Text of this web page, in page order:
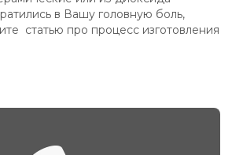
в Вашу головную боль,
статью про процесс изготовления